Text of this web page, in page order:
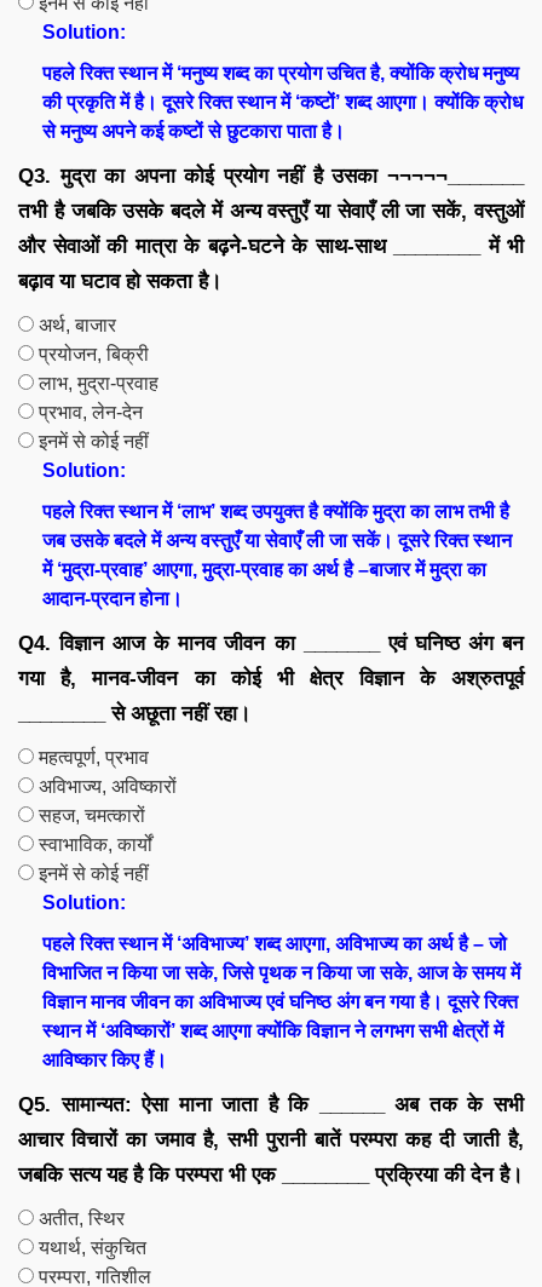
Solution:
पहले रिक्त स्थान में ‘मनुष्य शब्द का प्रयोग उचित है, क्योंकि क्रोध मनुष्य
की प्रकृति में है। दूसरे रिक्त स्थान में ‘कष्टों’ शब्द आएगा। क्योंकि क्रोध
से मनुष्य अपने कई कष्टों से छुटकारा पाता है।
Q3. मुद्रा का अपना कोई प्रयोग नहीं है उसका ¬¬¬¬¬_______
तभी है जबकि उसके बदले में अन्य वस्तुएँ या सेवाएँ ली जा सकें, वस्तुओं
और सेवाओं की मात्रा के बढ़ने-घटने के साथ-साथ ________ में भी
बढ़ाव या घटाव हो सकता है।
अर्थ, बाजार
प्रयोजन, बिक्री
लाभ, मुद्रा-प्रवाह
प्रभाव, लेन-देन
इनमें से कोई नहीं
Solution:
पहले रिक्त स्थान में ‘लाभ’ शब्द उपयुक्त है क्योंकि मुद्रा का लाभ तभी है
जब उसके बदले में अन्य वस्तुएँ या सेवाएँ ली जा सकें। दूसरे रिक्त स्थान
में ‘मुद्रा-प्रवाह’ आएगा, मुद्रा-प्रवाह का अर्थ है –बाजार में मुद्रा का
आदान-प्रदान होना।
Q4. विज्ञान आज के मानव जीवन का _______ एवं घनिष्ठ अंग बन
गया है, मानव-जीवन का कोई भी क्षेत्र विज्ञान के अश्रुतपूर्व
________ से अछूता नहीं रहा।
महत्वपूर्ण, प्रभाव
अविभाज्य, अविष्कारों
सहज, चमत्कारों
स्वाभाविक, कार्यों
इनमें से कोई नहीं
Solution:
पहले रिक्त स्थान में ‘अविभाज्य’ शब्द आएगा, अविभाज्य का अर्थ है – जो
विभाजित न किया जा सके, जिसे पृथक न किया जा सके, आज के समय में
विज्ञान मानव जीवन का अविभाज्य एवं घनिष्ठ अंग बन गया है। दूसरे रिक्त
स्थान में ‘अविष्कारों’ शब्द आएगा क्योंकि विज्ञान ने लगभग सभी क्षेत्रों में
आविष्कार किए हैं।
Q5. सामान्यत: ऐसा माना जाता है कि ______ अब तक के सभी
आचार विचारों का जमाव है, सभी पुरानी बातें परम्परा कह दी जाती है,
जबकि सत्य यह है कि परम्परा भी एक ________ प्रक्रिया की देन है।
अतीत, स्थिर
यथार्थ, संकुचित
परम्परा, गतिशील